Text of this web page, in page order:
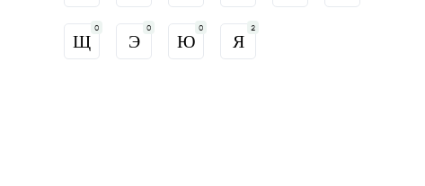
Щ
0
Э
0
Ю
0
Я
2